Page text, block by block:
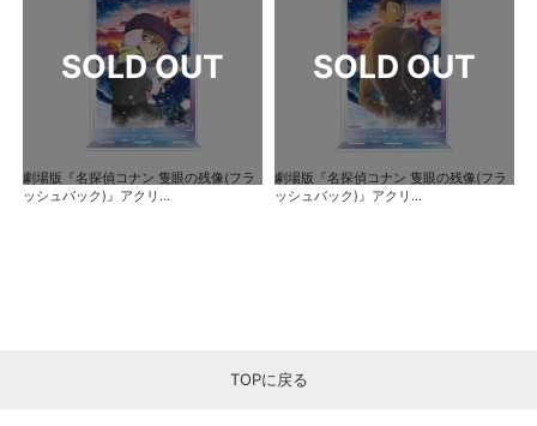
劇場版『名探偵コナン 隻眼の残像(フラ
ッシュバック)』アクリ...
劇場版『名探偵コナン 隻眼の残像(フラ
ッシュバック)』アクリ...
TOPに戻る